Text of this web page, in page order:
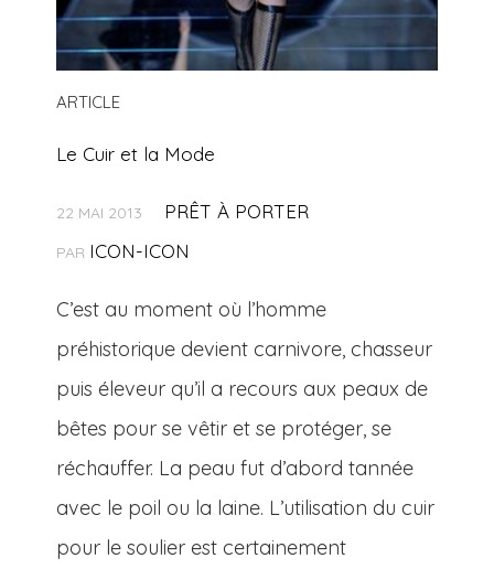
ARTICLE
Le Cuir et la Mode
22 MAI 2013 PRÊT À PORTER
PAR ICON-ICON
C’est au moment où l’homme
préhistorique devient carnivore, chasseur
puis éleveur qu’il a recours aux peaux de
bêtes pour se vêtir et se protéger, se
réchauffer. La peau fut d’abord tannée
avec le poil ou la laine. L’utilisation du cuir
pour le soulier est certainement